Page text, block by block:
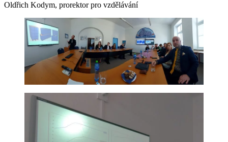
Oldřich Kodym, prorektor pro vzdělávání